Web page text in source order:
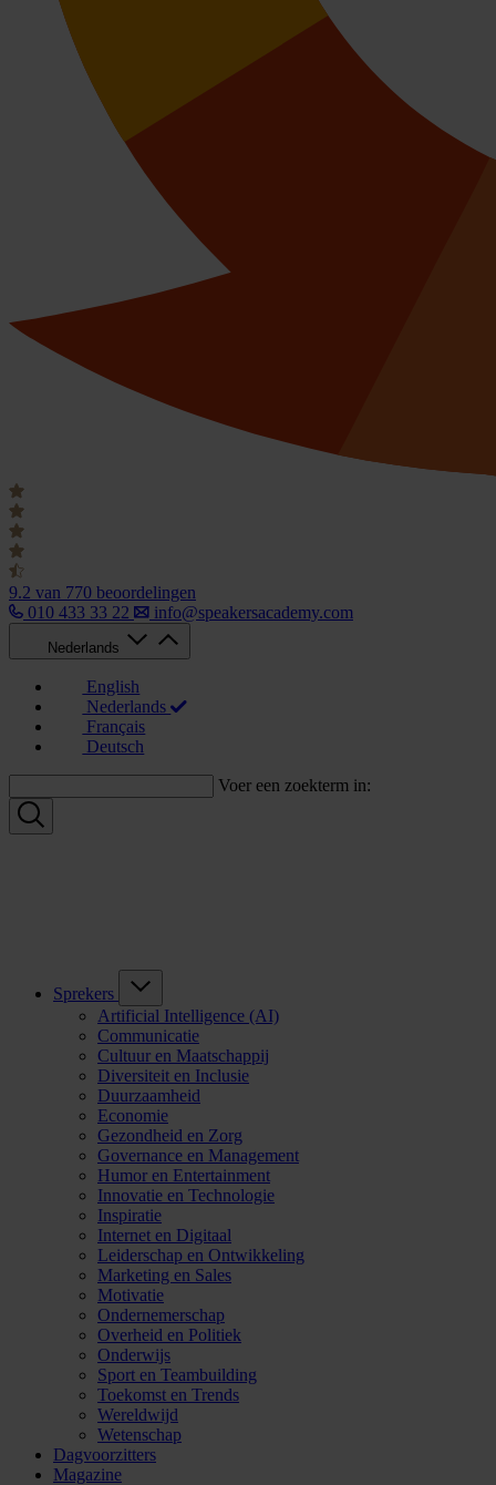
9.2 van 770 beoordelingen
010 433 33 22
info@speakersacademy.com
Nederlands
English
Nederlands
Français
Deutsch
Voer een zoekterm in:
Sprekers
Artificial Intelligence (AI)
Communicatie
Cultuur en Maatschappij
Diversiteit en Inclusie
Duurzaamheid
Economie
Gezondheid en Zorg
Governance en Management
Humor en Entertainment
Innovatie en Technologie
Inspiratie
Internet en Digitaal
Leiderschap en Ontwikkeling
Marketing en Sales
Motivatie
Ondernemerschap
Overheid en Politiek
Onderwijs
Sport en Teambuilding
Toekomst en Trends
Wereldwijd
Wetenschap
Dagvoorzitters
Magazine